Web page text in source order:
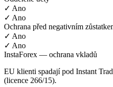
✓ Ano
✓ Ano
Ochrana před negativním
✓ Ano
✓ Ano
InstaForex — ochrana vkladů
EU klienti spadají pod Instant
(licence 266/15).